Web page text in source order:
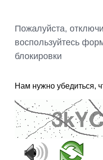
Пожалуйста,
воспользуйтесь
блокировки
Нам нужно убедиться,